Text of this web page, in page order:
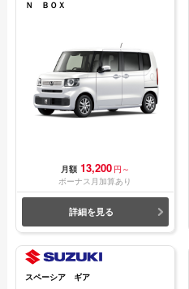
Ｎ ＢＯＸ
月額 13,200 円～
ボーナス月加算あり
詳細を見る
スペーシア ギア